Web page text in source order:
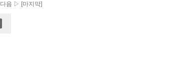
다음 ▷ [마지막]